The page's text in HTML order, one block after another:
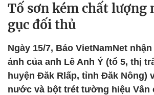
Tố sơn kém chất lượng
gục đối thủ
Ngày 15/7, Báo VietNamNet
ánh của anh Lê Anh Ý (tổ 5, thị
huyện Đăk Rlấp, tỉnh Đăk Nông)
nước và bột trét tường hiệu Vân